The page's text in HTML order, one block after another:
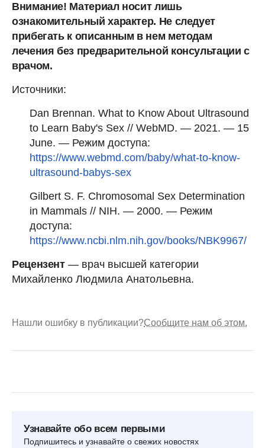
Внимание! Материал носит лишь
ознакомительный характер. Не следует
прибегать к описанным в нем методам
лечения без предварительной консультации с
врачом.
Источники:
Dan Brennan. What to Know About Ultrasound
to Learn Baby's Sex // WebMD. — 2021. — 15
June. — Режим доступа:
https://www.webmd.com/baby/what-to-know-
ultrasound-babys-sex
Gilbert S. F. Chromosomal Sex Determination
in Mammals // NIH. — 2000. — Режим
доступа:
https://www.ncbi.nlm.nih.gov/books/NBK9967/
Рецензент— врач высшей категории
Михайленко Людмила Анатольевна.
Нашли ошибку в публикации?Сообщите нам об этом.
Узнавайте обо всем первыми
Подпишитесь и узнавайте о свежих новостях